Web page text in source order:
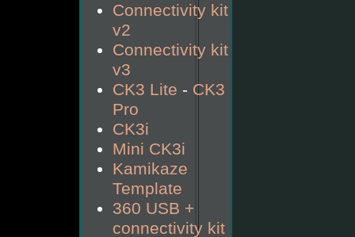
Connectivity kit
v2
Connectivity kit
v3
CK3 Lite - CK3
Pro
CK3i
Mini CK3i
Kamikaze
Template
360 USB +
connectivity kit